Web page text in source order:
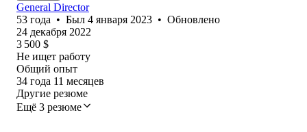
General Director
53 года • Был 4 января 2023 • Обновлено
24 декабря 2022
3 500 $
Не ищет работу
Общий опыт
34 года 11 месяцев
Другие резюме
Ещё 3 резюме